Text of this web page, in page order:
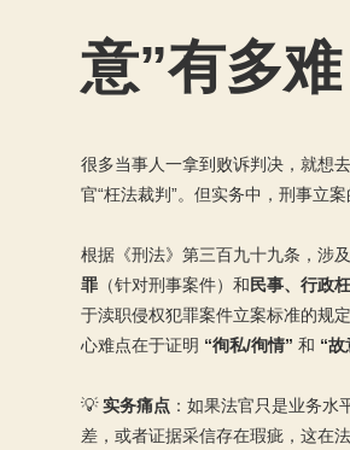
意”有多难
很多当事人一拿到败诉判决，就想
官“枉法裁判”。但实务中，刑事立案
根据《刑法》第三百九十九条，涉
罪 （针对刑事案件）和民事、行政
于渎职侵权犯罪案件立案标准的规
心难点在于证明 “徇私/徇情” 和 “故
💡实务痛点 ：如果法官只是业务水
差，或者证据采信存在瑕疵，这在